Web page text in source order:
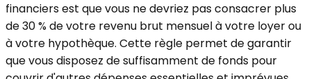
financiers est que vous ne devriez pas consacrer plus
de 30 % de votre revenu brut mensuel à votre loyer ou
à votre hypothèque. Cette règle permet de garantir
que vous disposez de suffisamment de fonds pour